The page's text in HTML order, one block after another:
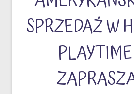
SPRZEDAŻ W